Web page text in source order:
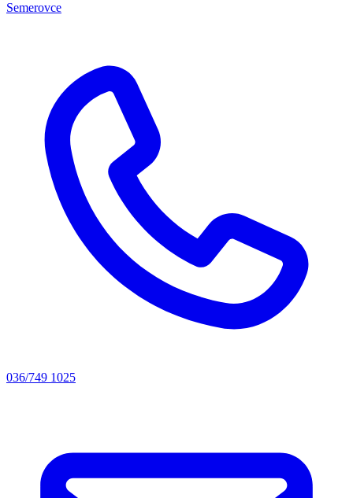
Semerovce
036/749 1025